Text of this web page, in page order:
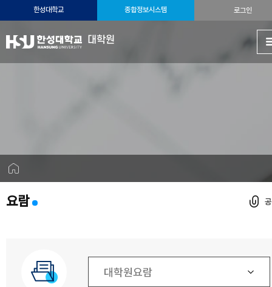
한성대학교 종합정보시스템 로그인
대학원
요람